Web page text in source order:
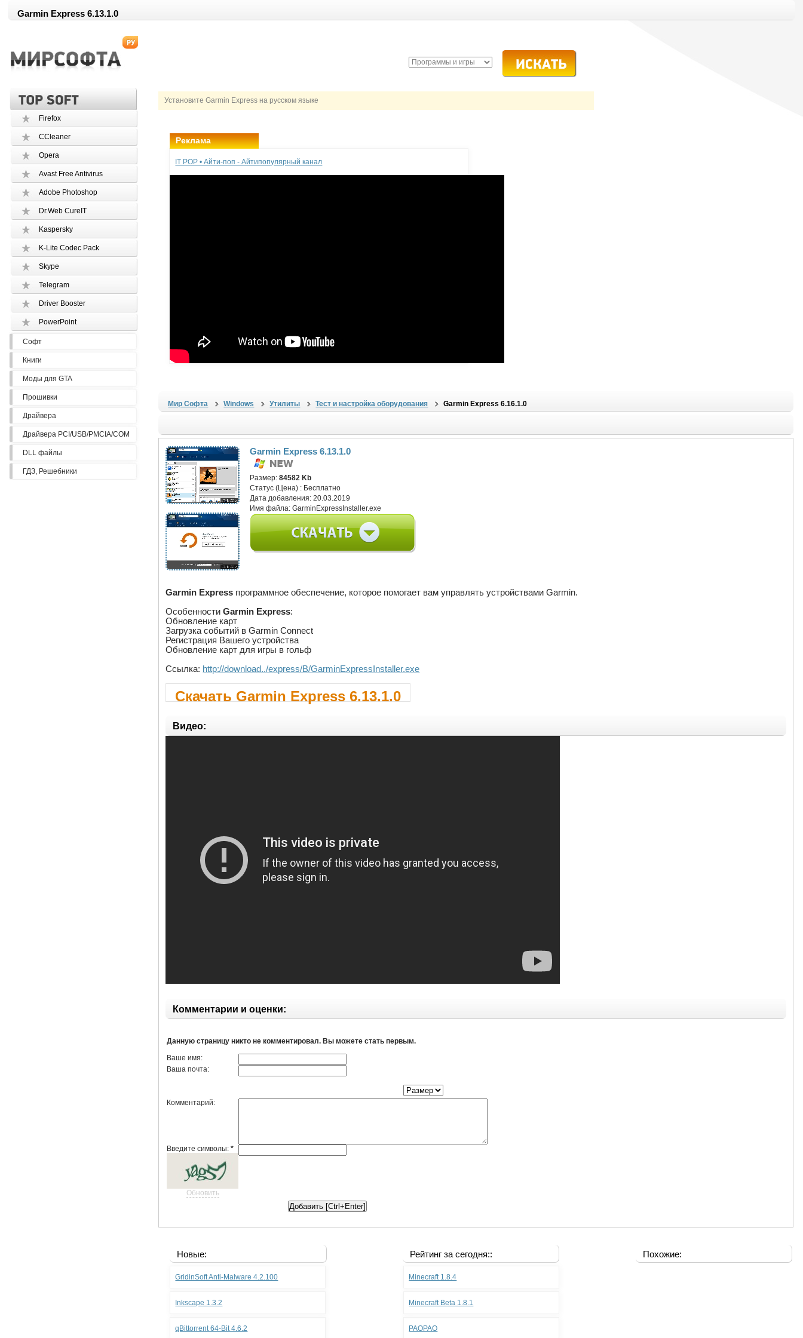
Garmin Express 6.13.1.0
Установите Garmin Express на русском языке
Firefox
CCleaner
Opera
Avast Free Antivirus
Adobe Photoshop
Dr.Web CureIT
Kaspersky
K-Lite Codec Pack
Skype
Telegram
Driver Booster
PowerPoint
Софт
Книги
Моды для GTA
Прошивки
Драйвера
Драйвера PCI/USB/PMCIA/COM
DLL файлы
ГДЗ, Решебники
Реклама
IT POP • Айти-поп - Айтипопулярный канал
Мир Софта Windows Утилиты Тест и настройка оборудования Garmin Express 6.16.1.0
Garmin Express 6.13.1.0
Размер:84582 Kb
Статус (Цена) : Бесплатно
Дата добавления:20.03.2019
Имя файла:GarminExpressInstaller.exe
Garmin Express программное обеспечение, которое помогает вам управлять устройствами Garmin.
ОсобенностиGarmin Express:
Обновление карт
Загрузка событий в Garmin Connect
Регистрация Вашего устройства
Обновление карт для игры в гольф
Ссылка: http://download../express/B/GarminExpressInstaller.exe
Скачать Garmin Express 6.13.1.0
Видео:
Комментарии и оценки:
Данную страницу никто не комментировал. Вы можете стать первым.
Ваше имя:
Ваша почта:
Комментарий:
Введите символы:*
Обновить
Новые:
GridinSoft Anti-Malware 4.2.100
Inkscape 1.3.2
qBittorrent 64-Bit 4.6.2
Рейтинг за сегодня::
Minecraft 1.8.4
Minecraft Beta 1.8.1
PAOPAO
Похожие: